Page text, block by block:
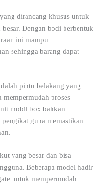
dirancang khusus untuk
Dengan bodi berbentuk
ini mampu
sehingga barang dapat
pintu belakang yang
mempermudah proses
mobil box bahkan
guna memastikan
yang besar dan bisa
Beberapa model hadir
untuk mempermudah